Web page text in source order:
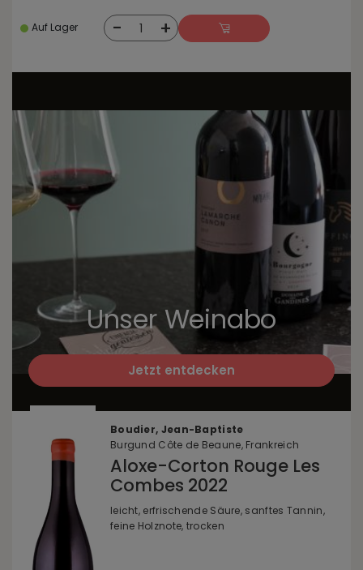
Auf Lager - 1 +
Unser Weinabo
Jetzt entdecken
Boudier, Jean-Baptiste
Burgund Côte de Beaune, Frankreich
Aloxe-Corton Rouge Les
Combes 2022
leicht, erfrischende Säure, sanftes Tannin,
feine Holznote, trocken